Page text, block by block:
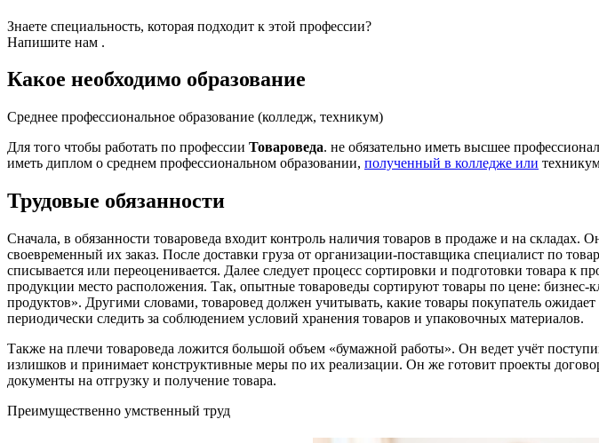
Знаете специальность, которая подходит к этой профессии?
Напишите нам .
Какое необходимо образование
Среднее профессиональное образование (колледж, техникум)
Для того чтобы работать по профессии Товароведа. не обязательно иметь высшее
иметь диплом о среднем профессиональном образовании, полученный в колледже или
Трудовые обязанности
Сначала, в обязанности товароведа входит контроль наличия товаров в продаже и на складах.
своевременный их заказ. После доставки груза от организации-поставщика специалист по
списывается или переоценивается. Далее следует процесс сортировки и подготовки товара
продукции место расположения. Так, опытные товароведы сортируют товары по цене:
продуктов». Другими словами, товаровед должен учитывать, какие товары покупатель
периодически следить за соблюдением условий хранения товаров и упаковочных материалов.
Также на плечи товароведа ложится большой объем «бумажной работы». Он ведет учёт
излишков и принимает конструктивные меры по их реализации. Он же готовит проекты
документы на отгрузку и получение товара.
Преимущественно умственный труд